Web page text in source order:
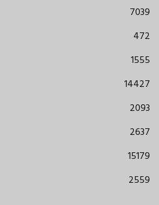
7039
472
1555
14427
2093
2637
15179
2559